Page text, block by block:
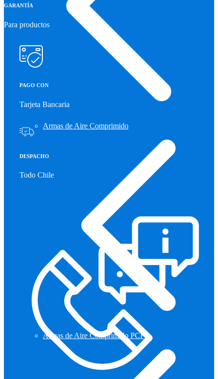
Armas de Aire Comprimido
Armas de Aire Comprimido PCP
GARANTÍA
Para productos
PAGO CON
Tarjeta Bancaria
DESPACHO
Todo Chile